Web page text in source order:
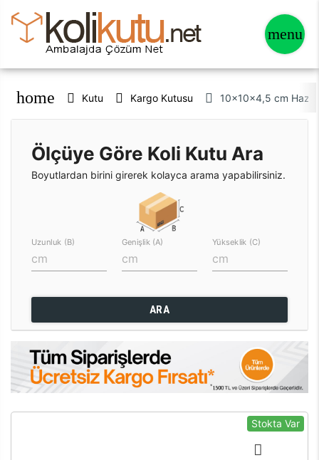
home Kutu Kargo Kutusu 10x10x4,5 cm Hazır
Ölçüye Göre Koli Kutu Ara
Boyutlardan birini girerek kolayca arama yapabilirsiniz.
Uzunluk (B) Genişlik (A) Yükseklik (C)
ARA
Stokta Var